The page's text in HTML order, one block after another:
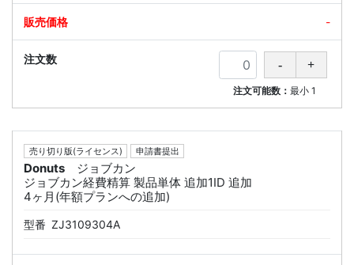
-
注文可能数：最小 1
売り切り版(ライセンス) 申請書提出
Donuts
ジョブカン
ジョブカン経費精算 製品単体 追加1ID 追加
4ヶ月(年額プランへの追加)
型番 ZJ3109304A